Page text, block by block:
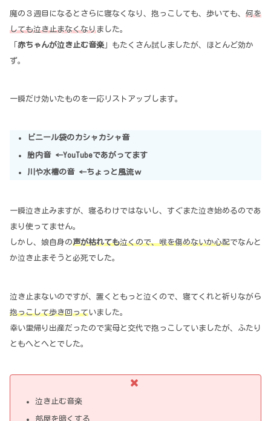
魔の３週目になるとさらに寝なくなり、抱っこしても、歩いても、 何を
しても泣き止まなくなりました。
赤ちゃんが泣き止む音楽 」もたくさん試しましたが、ほとんど効か
ず。
一瞬だけ効いたものを一応リストアップします。
ビニール袋のカシャカシャ音
胎内音 ←YouTubeであがってます
川や水槽の音 ←ちょっと風流ｗ
一瞬泣き止みますが、寝るわけではないし、すぐまた泣き始めるのであ
まり使ってません。
しかし、娘自身の声が枯れても泣くので、喉を傷めないか心配でなんと
か泣き止まそうと必死でした。
泣き止まないのですが、置くともっと泣くので、寝てくれと祈りながら
抱っこして歩き回っていました。
幸い里帰り出産だったので実母と交代で抱っこしていましたが、ふたり
ともへとへとでした。
泣き止む音楽
部屋を暗くする